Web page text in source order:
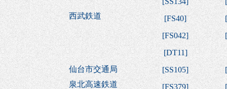
西武鉄道
[FS40]
[
[FS042]
[
[DT11]
仙台市交通局
[SS105]
[
泉北高速鉄道
[FS379]
[